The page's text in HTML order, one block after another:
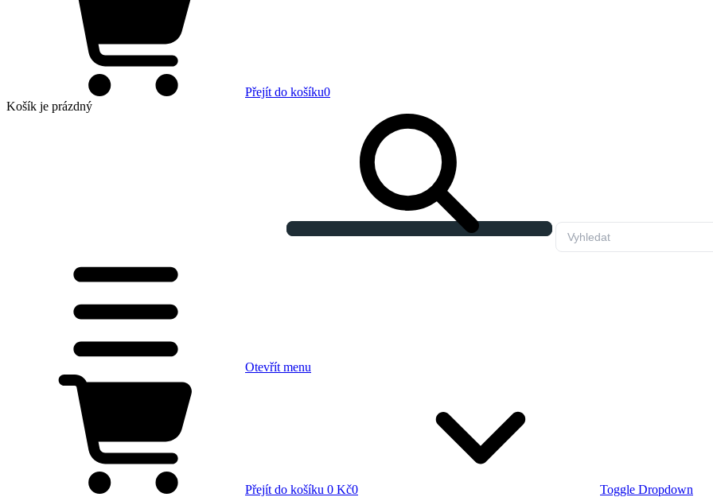
Přejít do košíku0
Košík je prázdný
Otevřít menu
Přejít do košíku 0 Kč0
Toggle Dropdown